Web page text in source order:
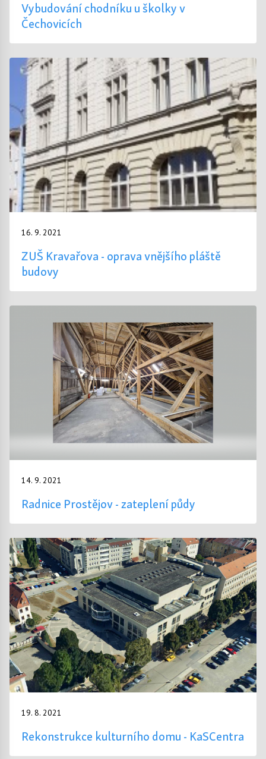
Vybudování chodníku u školky v
Čechovicích
16. 9. 2021
ZUŠ Kravařova - oprava vnějšího pláště
budovy
14. 9. 2021
Radnice Prostějov - zateplení půdy
19. 8. 2021
Rekonstrukce kulturního domu - KaSCentra